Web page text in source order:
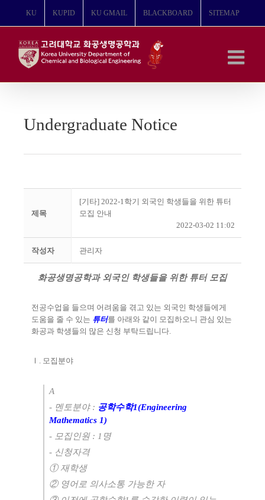
뛰
KU KUPID KU GMAIL BLACKBOARD SITEMAP
Undergraduate Notice
제목
[기타] 2022-1학기 외국인 학생들을 위한 튜터
모집 안내
2022-03-02 11:02
작성자 관리자
화공생명공학과 외국인 학생들을 위한 튜터 모집
전공수업을 들으며 어려움을 겪고 있는 외국인 학생들에게
도움을 줄 수 있는 튜터를 아래와 같이 모집하오니 관심 있는
화공과 학생들의 많은 신청 부탁드립니다.
Ⅰ . 모집분야
A
- 멘토분야: 공학수학1(Engineering
Mathematics 1)
- 모집인원 : 1 명
- 신청자격
① 재학생
② 영어로 의사소통 가능한 자